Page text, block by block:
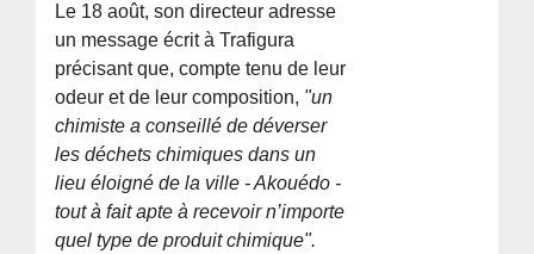
Le 18 août, son directeur adresse
un message écrit à Trafigura
précisant que, compte tenu de leur
odeur et de leur composition, "un
chimiste a conseillé de déverser
les déchets chimiques dans un
lieu éloigné de la ville - Akouédo -
tout à fait apte à recevoir n’importe
quel type de produit chimique".